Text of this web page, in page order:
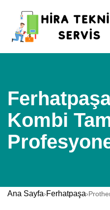
Kombi
Ana Sayfa›Ferhatpaşa›